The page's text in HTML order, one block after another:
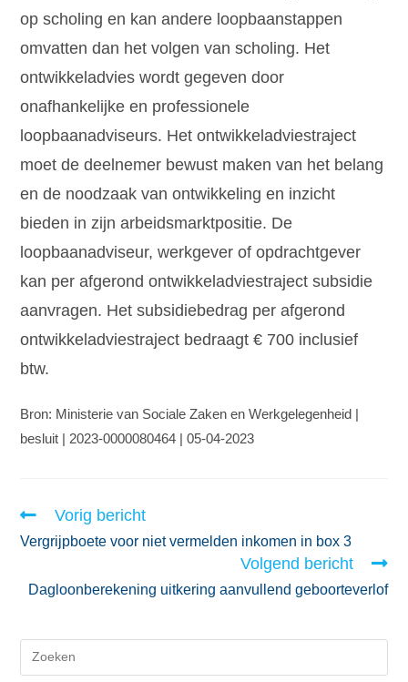
op scholing en kan andere loopbaanstappen
omvatten dan het volgen van scholing. Het
ontwikkeladvies wordt gegeven door
onafhankelijke en professionele
loopbaanadviseurs. Het ontwikkeladviestraject
moet de deelnemer bewust maken van het belang
en de noodzaak van ontwikkeling en inzicht
bieden in zijn arbeidsmarktpositie. De
loopbaanadviseur, werkgever of opdrachtgever
kan per afgerond ontwikkeladviestraject subsidie
aanvragen. Het subsidiebedrag per afgerond
ontwikkeladviestraject bedraagt € 700 inclusief
btw.
Bron: Ministerie van Sociale Zaken en Werkgelegenheid |
besluit | 2023-0000080464 | 05-04-2023
Vorig bericht
Vergrijpboete voor niet vermelden inkomen in box 3
Volgend bericht
Dagloonberekening uitkering aanvullend geboorteverlof